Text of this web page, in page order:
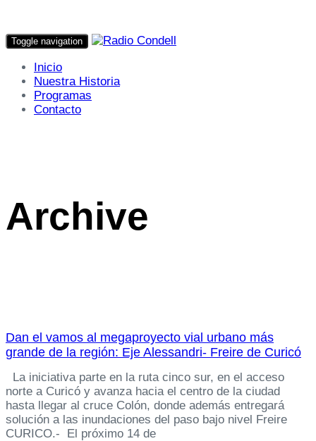
Toggle navigation
Inicio
Nuestra Historia
Programas
Contacto
Archive
Dan el vamos al megaproyecto vial urbano más
grande de la región: Eje Alessandri- Freire de Curicó
La iniciativa parte en la ruta cinco sur, en el acceso
norte a Curicó y avanza hacia el centro de la ciudad
hasta llegar al cruce Colón, donde además entregará
solución a las inundaciones del paso bajo nivel Freire
CURICO.- El próximo 14 de